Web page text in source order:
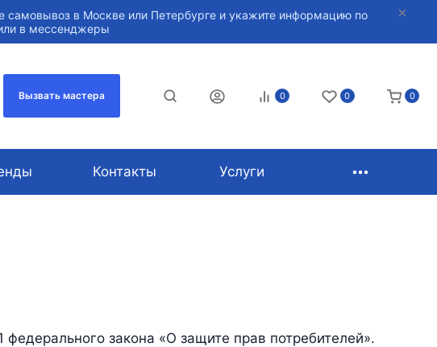
в Москве или Петербурге и укажите информацию по
в мессенджеры
Вызвать мастера 0 0 0
Контакты Услуги
федерального закона «О защите прав потребителей».